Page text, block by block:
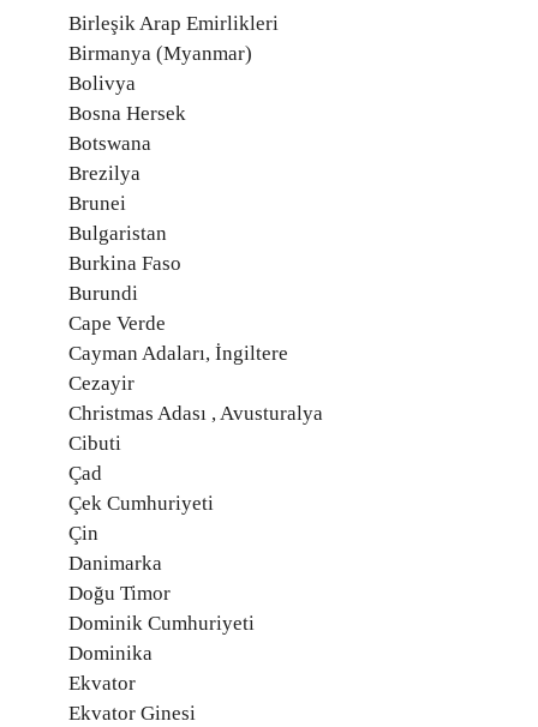
Birleşik Arap Emirlikleri
Birmanya (Myanmar)
Bolivya
Bosna Hersek
Botswana
Brezilya
Brunei
Bulgaristan
Burkina Faso
Burundi
Cape Verde
Cayman Adaları, İngiltere
Cezayir
Christmas Adası , Avusturalya
Cibuti
Çad
Çek Cumhuriyeti
Çin
Danimarka
Doğu Timor
Dominik Cumhuriyeti
Dominika
Ekvator
Ekvator Ginesi